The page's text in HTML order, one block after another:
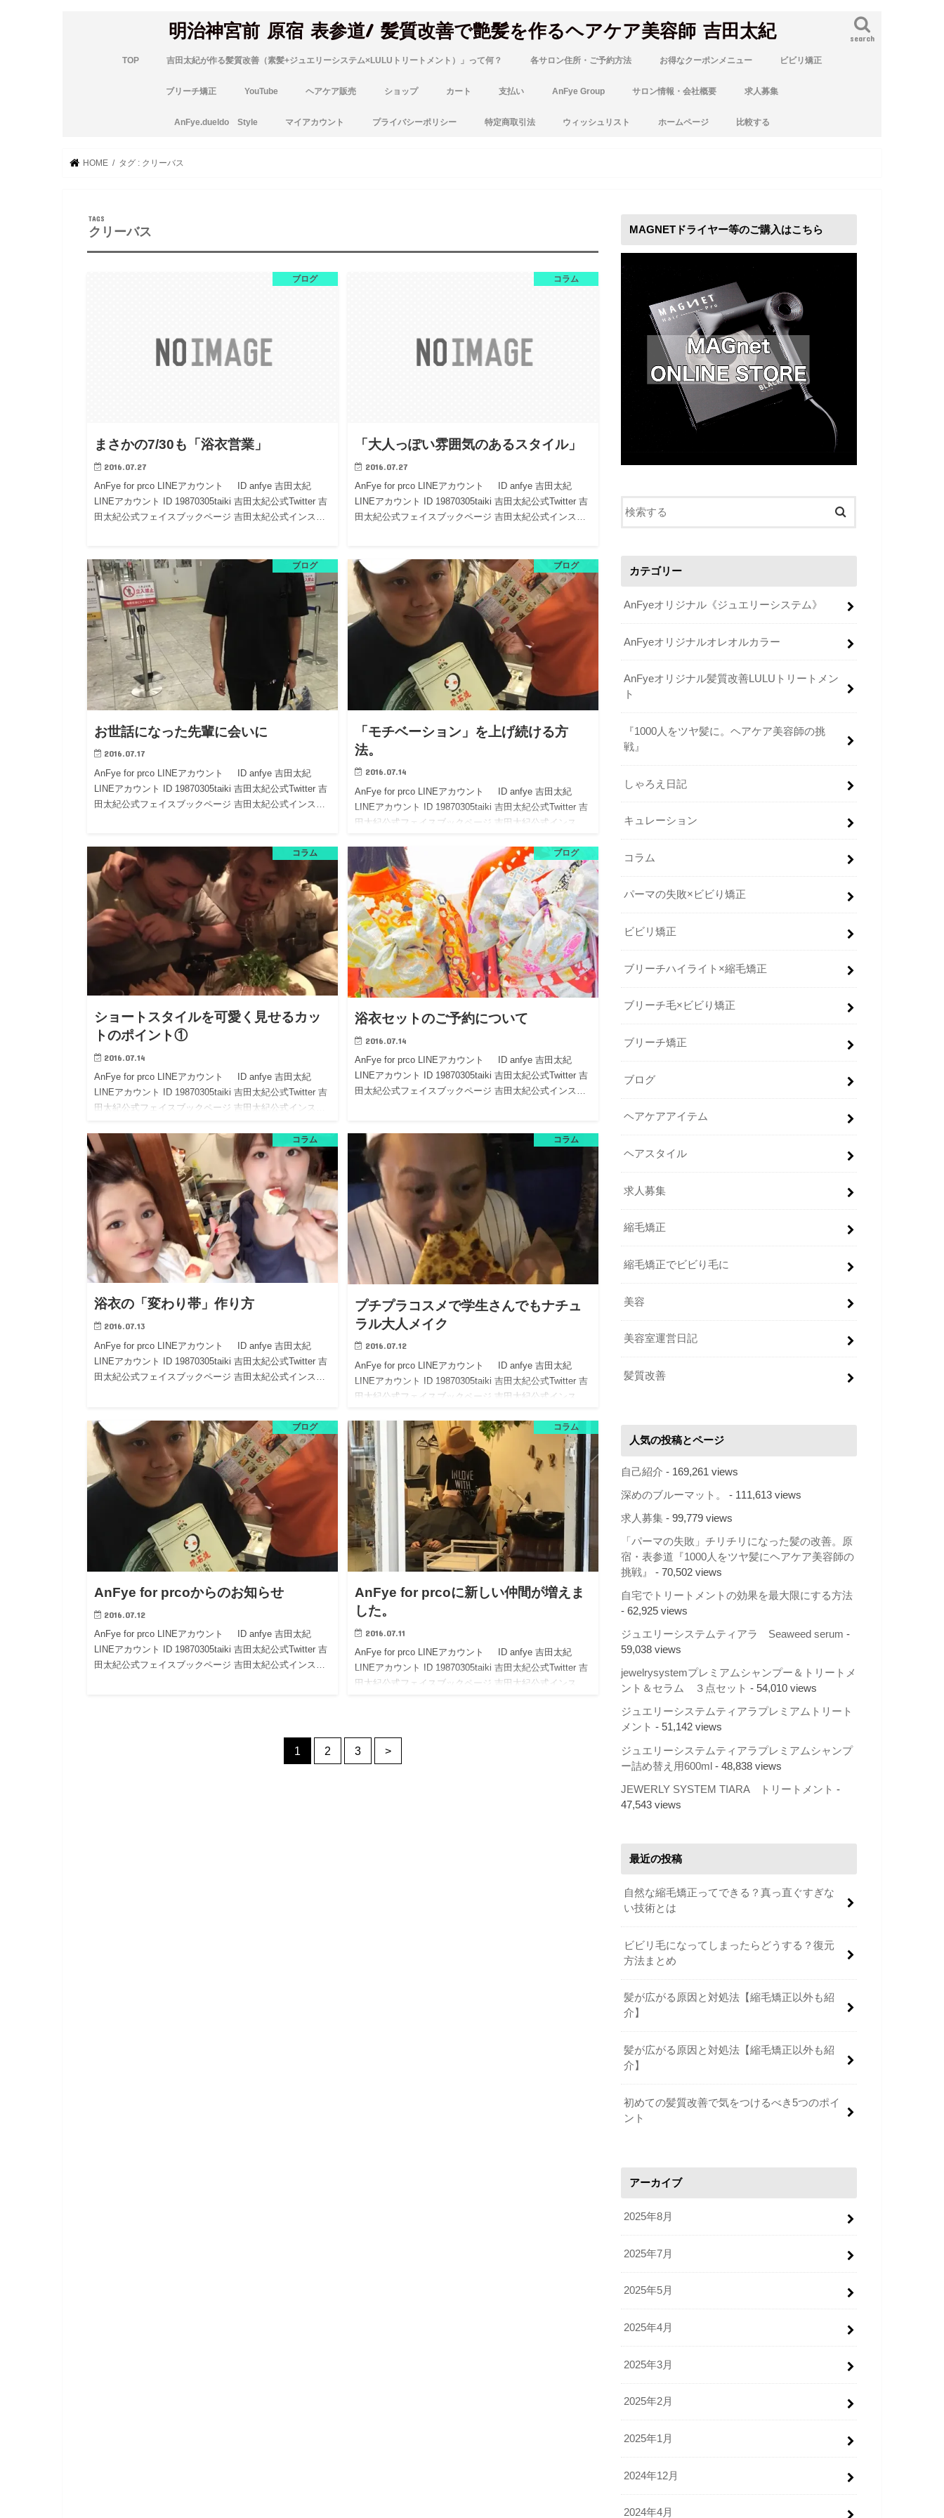
明治神宮前 原宿 表参道/ 髪質改善で艶髪を作るヘアケア美容師 吉田太紀 search
TOP 吉田太紀が作る髪質改善（素髪+ジュエリーシステム×LULUトリートメント）」って何？ 各サロン住所・ご予約方法 お得なクーポンメニュー ビビリ矯正
ブリーチ矯正 YouTube ヘアケア販売 ショップ カート 支払い AnFye Group サロン情報・会社概要 求人募集
AnFye.dueldo Style マイアカウント プライバシーポリシー 特定商取引法 ウィッシュリスト ホームページ 比較する
HOME タグ : クリーバス
クリーバス
ブログ
まさかの7/30も「浴衣営業」
2016.07.27
AnFye for prco LINEアカウント ID anfye 吉田太紀
LINEアカウント ID 19870305taiki 吉田太紀公式Twitter 吉
田太紀公式フェイスブックページ 吉田太紀公式インス…
コラム
「大人っぽい雰囲気のあるスタイル」
2016.07.27
AnFye for prco LINEアカウント ID anfye 吉田太紀
LINEアカウント ID 19870305taiki 吉田太紀公式Twitter 吉
田太紀公式フェイスブックページ 吉田太紀公式インス…
ブログ
お世話になった先輩に会いに
2016.07.17
AnFye for prco LINEアカウント ID anfye 吉田太紀
LINEアカウント ID 19870305taiki 吉田太紀公式Twitter 吉
田太紀公式フェイスブックページ 吉田太紀公式インス…
ブログ
「モチベーション」を上げ続ける方
法。
2016.07.14
AnFye for prco LINEアカウント ID anfye 吉田太紀
LINEアカウント ID 19870305taiki 吉田太紀公式Twitter 吉
田太紀公式フェイスブックページ 吉田太紀公式インス…
コラム
ショートスタイルを可愛く見せるカッ
トのポイント①
2016.07.14
AnFye for prco LINEアカウント ID anfye 吉田太紀
LINEアカウント ID 19870305taiki 吉田太紀公式Twitter 吉
田太紀公式フェイスブックページ 吉田太紀公式インス…
ブログ
浴衣セットのご予約について
2016.07.14
AnFye for prco LINEアカウント ID anfye 吉田太紀
LINEアカウント ID 19870305taiki 吉田太紀公式Twitter 吉
田太紀公式フェイスブックページ 吉田太紀公式インス…
コラム
浴衣の「変わり帯」作り方
2016.07.13
AnFye for prco LINEアカウント ID anfye 吉田太紀
LINEアカウント ID 19870305taiki 吉田太紀公式Twitter 吉
田太紀公式フェイスブックページ 吉田太紀公式インス…
コラム
プチプラコスメで学生さんでもナチュ
ラル大人メイク
2016.07.12
AnFye for prco LINEアカウント ID anfye 吉田太紀
LINEアカウント ID 19870305taiki 吉田太紀公式Twitter 吉
田太紀公式フェイスブックページ 吉田太紀公式インス…
ブログ
AnFye for prcoからのお知らせ
2016.07.12
AnFye for prco LINEアカウント ID anfye 吉田太紀
LINEアカウント ID 19870305taiki 吉田太紀公式Twitter 吉
田太紀公式フェイスブックページ 吉田太紀公式インス…
コラム
AnFye for prcoに新しい仲間が増えま
した。
2016.07.11
AnFye for prco LINEアカウント ID anfye 吉田太紀
LINEアカウント ID 19870305taiki 吉田太紀公式Twitter 吉
田太紀公式フェイスブックページ 吉田太紀公式インス…
1 2 3 >
MAGNETドライヤー等のご購入はこちら
カテゴリー
AnFyeオリジナル《ジュエリーシステム》
AnFyeオリジナルオレオルカラー
AnFyeオリジナル髪質改善LULUトリートメン
ト
『1000人をツヤ髪に。ヘアケア美容師の挑
戦』
しゃろえ日記
キュレーション
コラム
パーマの失敗×ビビり矯正
ビビリ矯正
ブリーチハイライト×縮毛矯正
ブリーチ毛×ビビり矯正
ブリーチ矯正
ブログ
ヘアケアアイテム
ヘアスタイル
求人募集
縮毛矯正
縮毛矯正でビビり毛に
美容
美容室運営日記
髪質改善
人気の投稿とページ
自己紹介 - 169,261 views
深めのブルーマット。 - 111,613 views
求人募集 - 99,779 views
「パーマの失敗」チリチリになった髪の改善。原
宿・表参道『1000人をツヤ髪にヘアケア美容師の
挑戦』
- 70,502 views
自宅でトリートメントの効果を最大限にする方法
- 62,925 views
ジュエリーシステムティアラ Seaweed serum -
59,038 views
jewelrysystemプレミアムシャンプー＆トリートメ
ント＆セラム ３点セット - 54,010 views
ジュエリーシステムティアラプレミアムトリート
メント - 51,142 views
ジュエリーシステムティアラプレミアムシャンプ
ー詰め替え用600ml - 48,838 views
JEWERLY SYSTEM TIARA トリートメント -
47,543 views
最近の投稿
自然な縮毛矯正ってできる？真っ直ぐすぎな
い技術とは
ビビリ毛になってしまったらどうする？復元
方法まとめ
髪が広がる原因と対処法【縮毛矯正以外も紹
介】
髪が広がる原因と対処法【縮毛矯正以外も紹
介】
初めての髪質改善で気をつけるべき5つのポイ
ント
アーカイブ
2025年8月
2025年7月
2025年5月
2025年4月
2025年3月
2025年2月
2025年1月
2024年12月
2024年4月